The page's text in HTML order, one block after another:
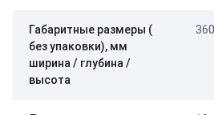
Габаритные размеры (
без упаковки), мм
ширина / глубина /
высота